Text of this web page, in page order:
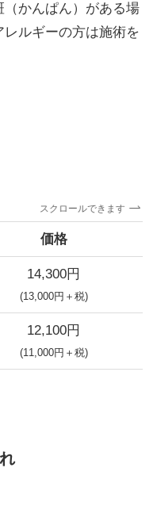
かんぱん）がある場
ルギーの方は施術を
スクロールできます
価格
14,300円
(13,000円＋税)
12,100円
(11,000円＋税)